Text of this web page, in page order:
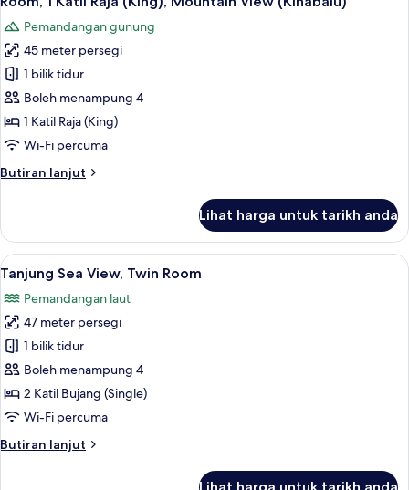
Sea
View
(Kinabalu)
semua
foto
untuk
Room,
1
Katil
Raja
Mountain
Pemandangan gunung
45 meter persegi
1 bilik tidur
Boleh menampung 4
1 Katil Raja (King)
Wi-Fi percuma
Butiran lanjut
Butiran
1
Katil
Raja
(King),
Mountain
View
(Kinabalu)
Lihat harga untuk tarikh anda
Lihat
semua
foto
untuk
Tanjung
Sea
View,
Twin
Tanjung Sea View, Twin Room |
6
Tanjung Sea View, Twin Room
Pemandangan laut
47 meter persegi
1 bilik tidur
Boleh menampung 4
2 Katil Bujang (Single)
Wi-Fi percuma
Butiran lanjut
Butiran
Lihat harga untuk tarikh anda